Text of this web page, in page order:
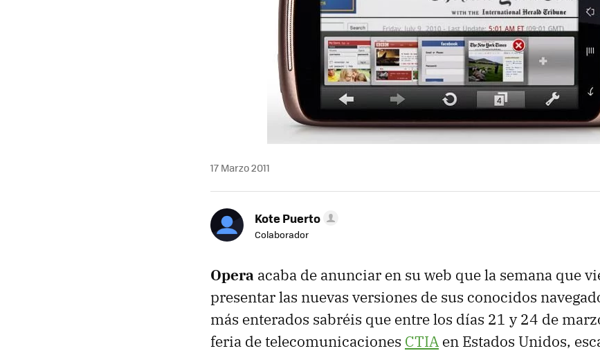
17 Marzo 2011
Kote Puerto
Colaborador
Opera acaba de anunciar en su web que la semana que
presentar las nuevas versiones de sus conocidos
más enterados sabréis que entre los días 21 y 24 de
feria de telecomunicaciones CTIA en Estados Unidos,